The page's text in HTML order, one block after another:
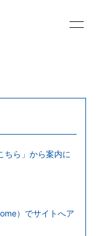
PANDA
ちら」から案内に
）でサイトへア